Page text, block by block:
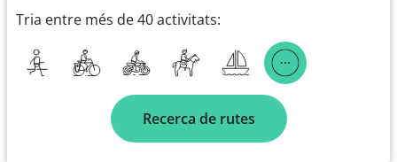
Tria entre més de 40 activitats:
Recerca de rutes